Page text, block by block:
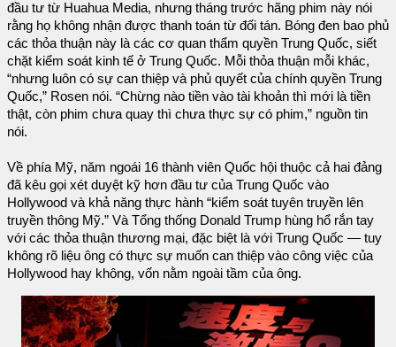
đầu tư từ Huahua Media, nhưng tháng trước hãng phim này nói
rằng họ không nhận được thanh toán từ đối tán. Bóng đen bao phủ
các thỏa thuận này là các cơ quan thẩm quyền Trung Quốc, siết
chặt kiểm soát kinh tế ở Trung Quốc. Mỗi thỏa thuận mỗi khác,
“nhưng luôn có sự can thiệp và phủ quyết của chính quyền Trung
Quốc,” Rosen nói. “Chừng nào tiền vào tài khoản thì mới là tiền
thật, còn phim chưa quay thì chưa thực sự có phim,” nguồn tin
nói.
Về phía Mỹ, năm ngoái 16 thành viên Quốc hội thuộc cả hai đảng
đã kêu gọi xét duyệt kỹ hơn đầu tư của Trung Quốc vào
Hollywood và khả năng thực hành “kiểm soát tuyên truyền lên
truyền thông Mỹ.” Và Tổng thống Donald Trump hùng hổ rắn tay
với các thỏa thuận thương mại, đặc biệt là với Trung Quốc — tuy
không rõ liệu ông có thực sự muốn can thiệp vào công việc của
Hollywood hay không, vốn nằm ngoài tầm của ông.